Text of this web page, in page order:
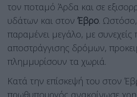
τον ποταμό Άρδα και σε
υδάτων και στον Έβρο.
παραμένει μεγάλο, με συνεχείς
αποστράγγισης δρόμων,
πλημμυρίσουν τα χωριά.
Κατά την επίσκεψή του στον